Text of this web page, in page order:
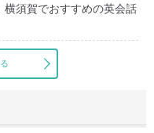
須賀でおすすめの英会話